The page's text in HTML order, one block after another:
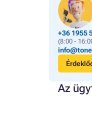
+36 1955
(8:00 -
Az